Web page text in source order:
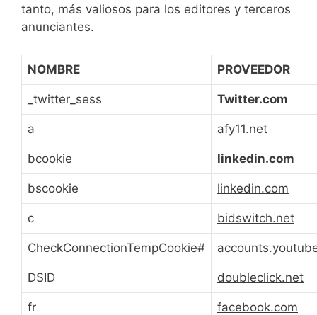
tanto, más valiosos para los editores y terceros
anunciantes.
NOMBRE PROVEEDOR
_twitter_sess Twitter.com
a afy11.net
bcookie linkedin.com
bscookie linkedin.com
c bidswitch.net
CheckConnectionTempCookie#
DSID doubleclick.net
fr facebook.com